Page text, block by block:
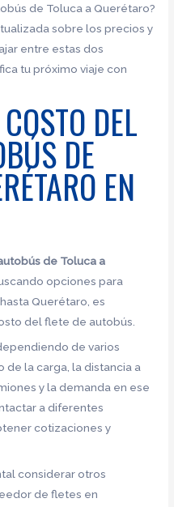
de Toluca a Querétaro?
sobre los precios y
entre estas dos
tu próximo viaje con
DEL
DE
EN
de Toluca a
opciones para
Querétaro, es
del flete de autobús.
de varios
la carga, la distancia a
y la demanda en ese
a diferentes
cotizaciones y
considerar otros
de fletes en